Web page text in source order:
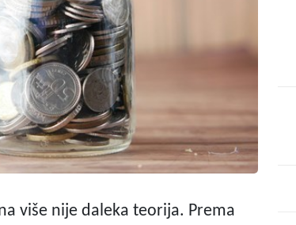
više nije daleka teorija. Prema